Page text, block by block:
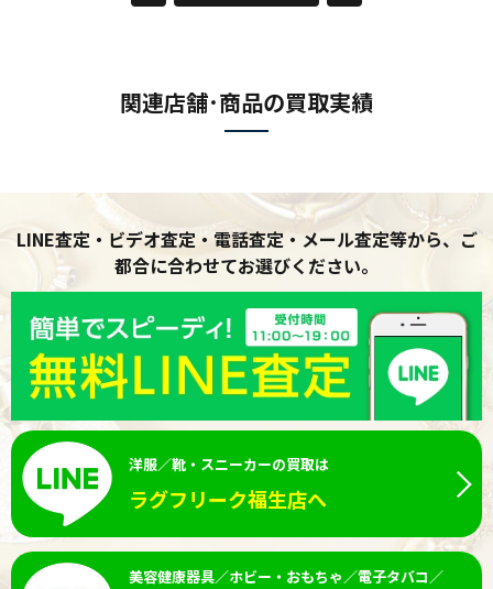
関連店舗･商品の買取実績
LINE査定・ビデオ査定・電話査定・メール査定等から、ご
都合に合わせてお選びください。
洋服／靴・スニーカーの買取は
ラグフリーク福生店へ
美容健康器具／ホビー・おもちゃ／電子タバコ／